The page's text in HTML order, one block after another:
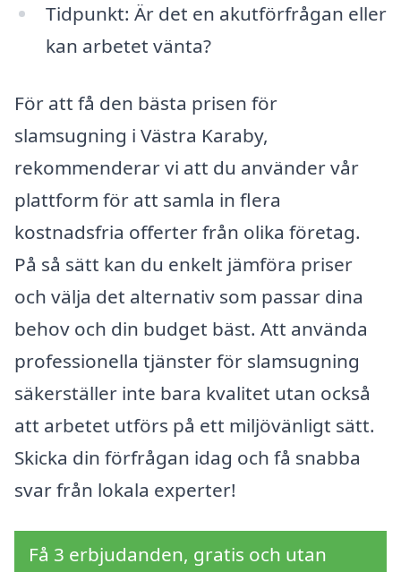
Tidpunkt: Är det en akutförfrågan eller
kan arbetet vänta?
För att få den bästa prisen för
slamsugning i Västra Karaby,
rekommenderar vi att du använder vår
plattform för att samla in flera
kostnadsfria offerter från olika företag.
På så sätt kan du enkelt jämföra priser
och välja det alternativ som passar dina
behov och din budget bäst. Att använda
professionella tjänster för slamsugning
säkerställer inte bara kvalitet utan också
att arbetet utförs på ett miljövänligt sätt.
Skicka din förfrågan idag och få snabba
svar från lokala experter!
Få 3 erbjudanden, gratis och utan